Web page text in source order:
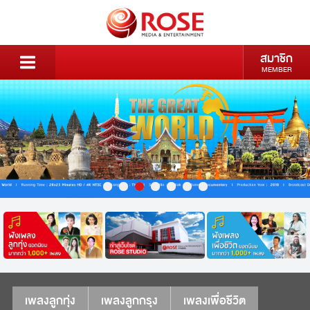
สมาชิก
MEMBER
เพลงลูกทุ่ง เพลงลูกกรุง เพลงเพื่อชีวิต